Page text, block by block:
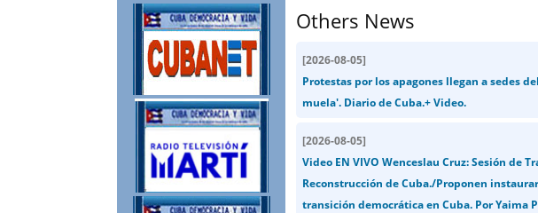
Others News
[2026-08-05]
Protestas por los apagones llegan a sedes
muela'. Diario de Cuba.+ Video.
[2026-08-05]
Video EN VIVO Wenceslau Cruz: Sesión de
Reconstrucción de Cuba./Proponen
transición democrática en Cuba. Por Yaima